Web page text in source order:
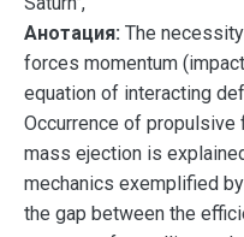
Анотация: The
forces momentum
equation of interacting
Occurrence of
mass ejection is
mechanics exemplified
the gap between the